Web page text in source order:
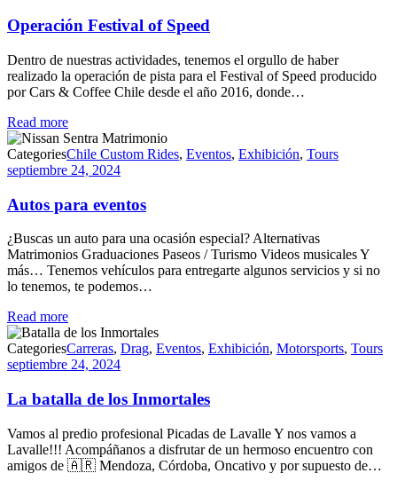
Operación Festival of Speed
Dentro de nuestras actividades, tenemos el orgullo de haber
realizado la operación de pista para el Festival of Speed producido
por Cars & Coffee Chile desde el año 2016, donde…
Read more
CategoriesChile Custom Rides, Eventos, Exhibición, Tours
septiembre 24, 2024
Autos para eventos
¿Buscas un auto para una ocasión especial? Alternativas
Matrimonios Graduaciones Paseos / Turismo Videos musicales Y
más… Tenemos vehículos para entregarte algunos servicios y si no
lo tenemos, te podemos…
Read more
CategoriesCarreras, Drag, Eventos, Exhibición, Motorsports, Tours
septiembre 24, 2024
La batalla de los Inmortales
Vamos al predio profesional Picadas de Lavalle Y nos vamos a
Lavalle!!! Acompáñanos a disfrutar de un hermoso encuentro con
amigos de 🇦🇷 Mendoza, Córdoba, Oncativo y por supuesto de…